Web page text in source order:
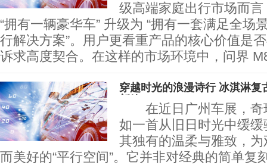
级高端家庭出行市场而
“拥有一辆豪华车” 升级为 “拥有一套满足全场
行解决方案”。用户更看重产品的核心价值是
诉求高度契合。在这样的市场环境中，问界
穿越时光的浪漫诗行 冰淇淋复
在近日广州车展，奇
如一首从旧日时光中缓
其独有的温柔与雅致，
而美好的“平行空间”。它并非对经典的简单复